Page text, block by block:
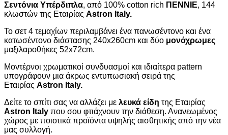
Σεντόνια Υπέρδιπλα, από 100% cotton rich ΠΕΝΝΙΕ, 144
κλωστών της Εταιρίας Astron Italy.
Το σετ 4 τεμαχίων περιλαμβάνει ένα πανωσέντονο και ένα
κατωσέντονο διάστασης 240x260cm και δύο μονόχρωμες
μαξιλαροθήκες 52x72cm.
Μοντέρνοι χρωματικοί συνδυασμοί και ιδιαίτερα pattern
υπογράφουν μια άκρως εντυπωσιακή σειρά της
Εταιρίας Astron Italy.
Δείτε το σπίτι σας να αλλάζει με λευκά είδη της Εταιρίας
Astron Italy που σου φτιάχνουν την διάθεση. Ανανεωμένος
χώρος με ποιοτικά προϊόντα υψηλής αισθητικής από την νέα
μας συλλογή.